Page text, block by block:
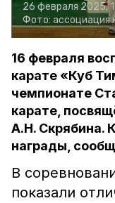
26 февраля 2025,
Фото: ассоциация
16 февраля
карате «Куб
чемпионате
карате,
А.Н. Скрябина.
награды,
В
показали